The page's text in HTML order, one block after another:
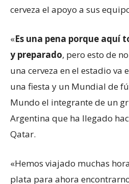
cerveza el apoyo a sus
«Es una pena porque aquí
y preparado, pero esto de
una cerveza en el estadio va
una fiesta y un Mundial de
Mundo el integrante de un
Argentina que ha llegado
Qatar.
«Hemos viajado muchas
plata para ahora